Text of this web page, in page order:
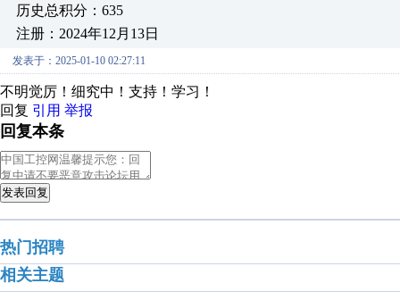
历史总积分：635
注册：2024年12月13日
发表于：2025-01-10 02:27:11
不明觉厉！细究中！支持！学习！
回复 引用 举报
回复本条
发表回复
热门招聘
相关主题